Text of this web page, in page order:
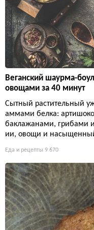
Веганский шаурма-
овощами за 40 минут
Сытный растительный
аммами белка:
баклажанами, грибами
ии, овощи и
Еда и рецепты 9 670